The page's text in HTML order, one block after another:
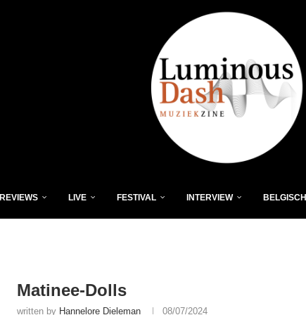
REVIEWS LIVE FESTIVAL INTERVIEW BELGISCH
Matinee-Dolls
written by Hannelore Dieleman 08/07/2024